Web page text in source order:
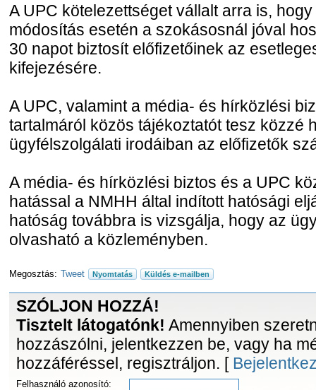
A UPC kötelezettséget vállalt arra is,
módosítás esetén a szokásosnál jóval
30 napot biztosít előfizetőinek az
kifejezésére.
A UPC, valamint a média- és hírközlési
tartalmáról közös tájékoztatót tesz közzé
ügyfélszolgálati irodáiban az előfizetők
A média- és hírközlési biztos és a UPC
hatással a NMHH által indított hatósági
hatóság továbbra is vizsgálja, hogy az
olvasható a közleményben.
Megosztás: Tweet Nyomtatás Küldés e-mailben
SZÓLJON HOZZÁ!
Tisztelt látogatónk! Amennyiben
hozzászólni, jelentkezzen be, vagy ha
hozzáféréssel, regisztráljon. [
Felhasználó azonosító: